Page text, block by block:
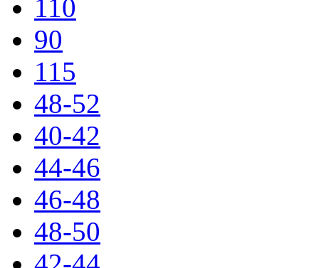
110
90
115
48-52
40-42
44-46
46-48
48-50